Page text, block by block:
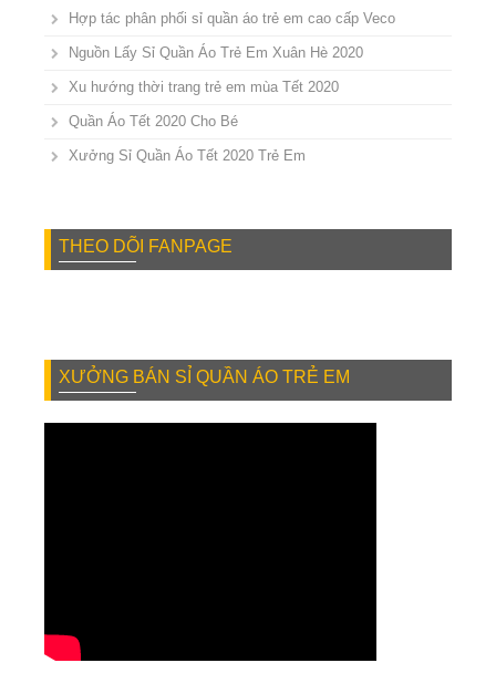
Hợp tác phân phối sỉ quần áo trẻ em cao cấp Veco
Nguồn Lấy Sỉ Quần Áo Trẻ Em Xuân Hè 2020
Xu hướng thời trang trẻ em mùa Tết 2020
Quần Áo Tết 2020 Cho Bé
Xưởng Sỉ Quần Áo Tết 2020 Trẻ Em
THEO DÕI FANPAGE
XƯỞNG BÁN SỈ QUẦN ÁO TRẺ EM